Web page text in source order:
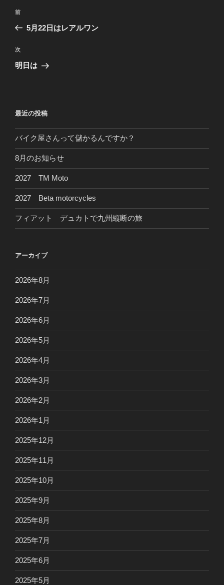
投
ビ
ゲ
ン
前
の
稿
前
5月22日はレアルワン
次
の
次
明日は
最近の投稿
バイク屋さんって儲かるんですか？
8月のお知らせ
2027 TM Moto
2027 Beta motorcycles
フィアット デュカトで九州縦断の旅
アーカイブ
2026年8月
2026年7月
2026年6月
2026年5月
2026年4月
2026年3月
2026年2月
2026年1月
2025年12月
2025年11月
2025年10月
2025年9月
2025年8月
2025年7月
2025年6月
2025年5月